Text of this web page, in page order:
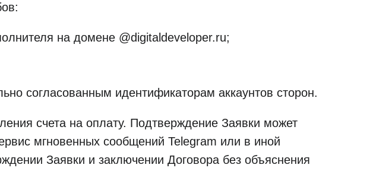
на домене @digitaldeveloper.ru;
согласованным идентификаторам аккаунтов сторон.
счета на оплату. Подтверждение Заявки может
мгновенных сообщений Telegram или в иной
Заявки и заключении Договора без объяснения